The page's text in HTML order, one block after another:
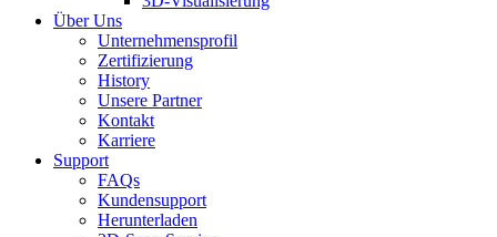
Über Uns
Unternehmensprofil
Zertifizierung
History
Unsere Partner
Kontakt
Karriere
Support
FAQs
Kundensupport
Herunterladen